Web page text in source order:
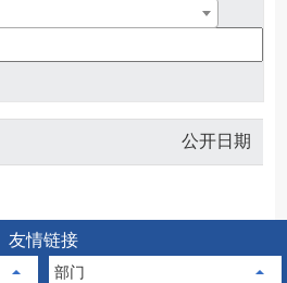
公开日期
友情链接
部门